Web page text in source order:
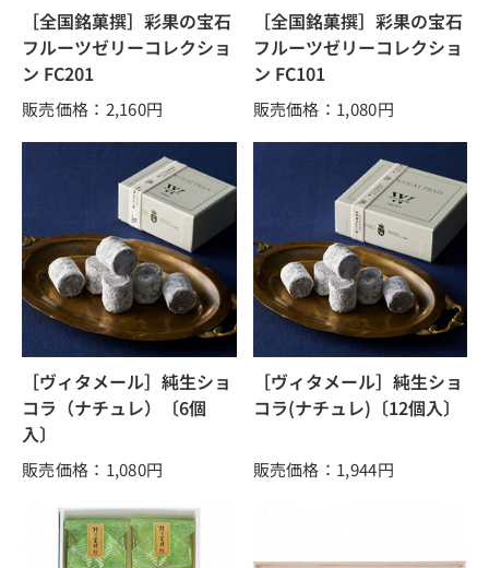
［全国銘菓撰］彩果の宝石
フルーツゼリーコレクショ
ン FC201
販売価格：2,160円
［全国銘菓撰］彩果の宝石
フルーツゼリーコレクショ
ン FC101
販売価格：1,080円
［ヴィタメール］純生ショ
コラ（ナチュレ）〔6個
入〕
販売価格：1,080円
［ヴィタメール］純生ショ
コラ(ナチュレ)〔12個入〕
販売価格：1,944円